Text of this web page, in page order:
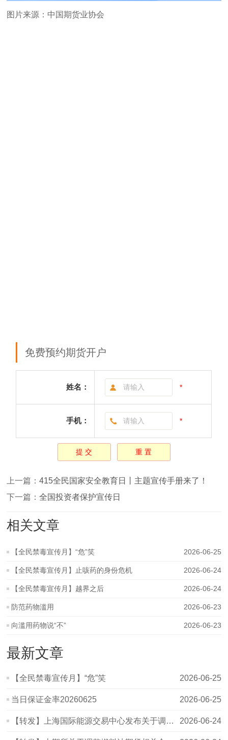
图片来源：中国期货业协会
免费预约期货开户
姓名： *
手机： *
上一篇：415全民国家安全教育日丨主题宣传手册来了！
下一篇：全国投资者保护宣传日
相关文章
【全民禁毒宣传月】“危”笑 2026-06-25
【全民禁毒宣传月】止咳药的身份危机 2026-06-24
【全民禁毒宣传月】越界之后 2026-06-24
防范药物滥用 2026-06-23
向滥用药物说“不” 2026-06-23
最新文章
【全民禁毒宣传月】“危”笑 2026-06-25
当日保证金率20260625 2026-06-25
【转发】上海国际能源交易中心发布关于调整原油、低硫燃料油期货相 2026-06-24